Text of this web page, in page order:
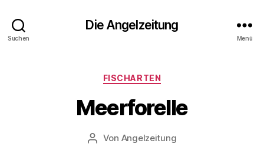
Suchen
Die Angelzeitung
Menü
Kategorien
FISCHARTEN
Meerforelle
Beitragsautor
Von Angelzeitung